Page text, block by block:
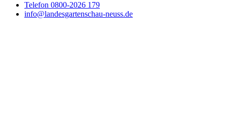
Telefon 0800-2026 179
info@landesgartenschau-neuss.de